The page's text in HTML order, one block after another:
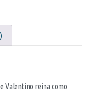
Valentino reina como